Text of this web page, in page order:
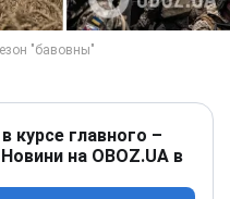
курсе главного –
на OBOZ.UA в